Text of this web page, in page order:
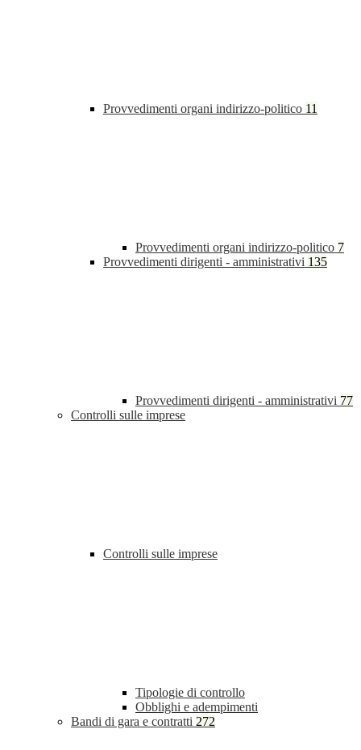
Provvedimenti organi indirizzo-politico 11
Provvedimenti organi indirizzo-politico 7
Provvedimenti dirigenti - amministrativi 135
Provvedimenti dirigenti - amministrativi 77
Controlli sulle imprese
Controlli sulle imprese
Tipologie di controllo
Obblighi e adempimenti
Bandi di gara e contratti 272